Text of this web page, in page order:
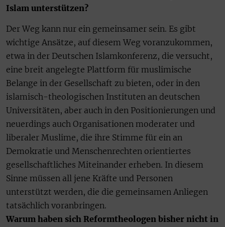
Islam unterstützen?
Der Weg kann nur ein gemeinsamer sein. Es gibt
wichtige Ansätze, auf diesem Weg voranzukommen,
etwa in der Deutschen Islamkonferenz, die versucht,
eine breit angelegte Plattform für muslimische
Belange in der Gesellschaft zu bieten, oder in den
islamisch-theologischen Instituten an deutschen
Universitäten, aber auch in den Positionierungen und
neuerdings auch Organisationen moderater und
liberaler Muslime, die ihre Stimme für ein an
Demokratie und Menschenrechten orientiertes
gesellschaftliches Miteinander erheben. In diesem
Sinne müssen all jene Kräfte und Personen
unterstützt werden, die die gemeinsamen Anliegen
tatsächlich voranbringen.
Warum haben sich Reformtheologen bisher nicht in